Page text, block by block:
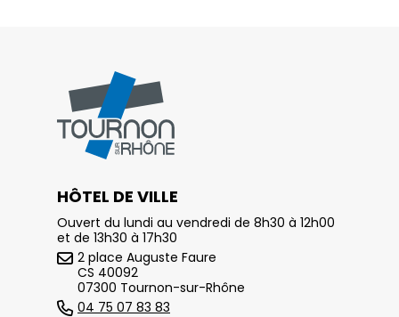
HÔTEL DE VILLE
Ouvert du lundi au vendredi de 8h30 à 12h00
et de 13h30 à 17h30
2 place Auguste Faure
CS 40092
07300 Tournon-sur-Rhône
04 75 07 83 83